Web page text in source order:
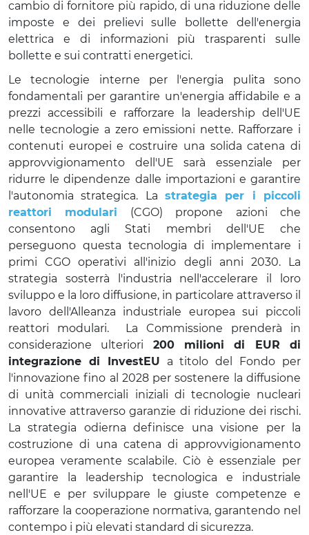
cambio di fornitore più rapido, di una riduzione delle
imposte e dei prelievi sulle bollette dell'energia
elettrica e di informazioni più trasparenti sulle
bollette e sui contratti energetici.
Le tecnologie interne per l'energia pulita sono
fondamentali per garantire un'energia affidabile e a
prezzi accessibili e rafforzare la leadership dell'UE
nelle tecnologie a zero emissioni nette. Rafforzare i
contenuti europei e costruire una solida catena di
approvvigionamento dell'UE sarà essenziale per
ridurre le dipendenze dalle importazioni e garantire
l'autonomia strategica. La strategia per i piccoli
reattori modulari (CGO) propone azioni che
consentono agli Stati membri dell'UE che
perseguono questa tecnologia di implementare i
primi CGO operativi all'inizio degli anni 2030. La
strategia sosterrà l'industria nell'accelerare il loro
sviluppo e la loro diffusione, in particolare attraverso il
lavoro dell'Alleanza industriale europea sui piccoli
reattori modulari. La Commissione prenderà in
considerazione ulteriori 200 milioni di EUR di
integrazione di InvestEU a titolo del Fondo per
l'innovazione fino al 2028 per sostenere la diffusione
di unità commerciali iniziali di tecnologie nucleari
innovative attraverso garanzie di riduzione dei rischi.
La strategia odierna definisce una visione per la
costruzione di una catena di approvvigionamento
europea veramente scalabile. Ciò è essenziale per
garantire la leadership tecnologica e industriale
nell'UE e per sviluppare le giuste competenze e
rafforzare la cooperazione normativa, garantendo nel
contempo i più elevati standard di sicurezza.